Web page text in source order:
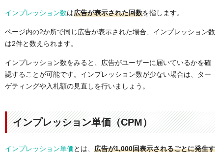
インプレッション数は広告が表示された回数を指します。
ページ内の2か所で同じ広告が表示された場合、インプレッション数
は2件と数えられます。
インプレッション数をみると、広告がユーザーに届いているかを確
認することが可能です。インプレッション数が少ない場合は、ター
ゲティングや入札額の見直しを行いましょう。
インプレッション単価（CPM）
インプレッション単価とは、 広告が1,000回表示されるごとに発生す